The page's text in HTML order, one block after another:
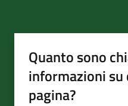
Quanto sono
informazioni su
pagina?